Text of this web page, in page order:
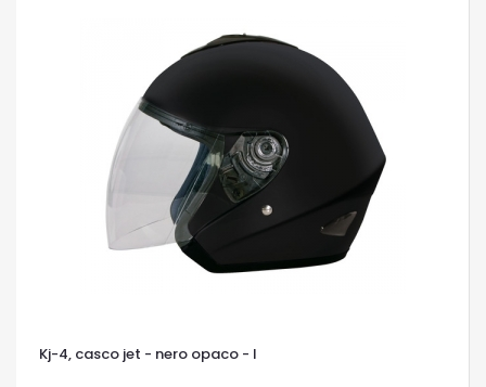
Kj-4, casco jet - nero opaco - l